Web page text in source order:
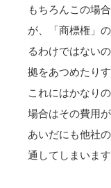
もちろんこの場
が、「商標権」
るわけではない
拠をあつめたり
これにはかなり
場合はその費用
あいだにも他社
通してしまいます